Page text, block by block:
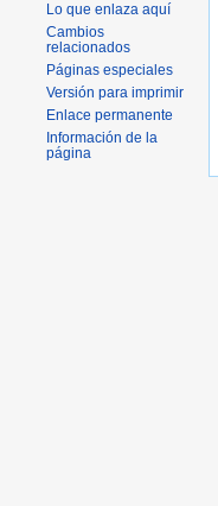
Lo que enlaza aquí
Cambios
relacionados
Páginas especiales
Versión para imprimir
Enlace permanente
Información de la
página